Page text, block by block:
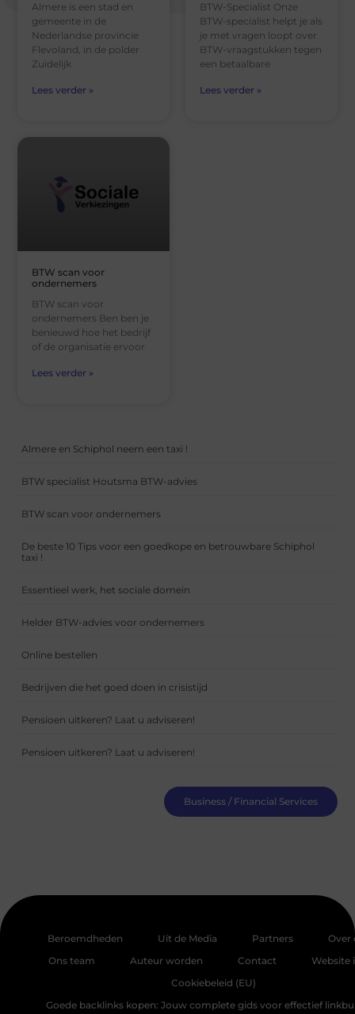
Almere is een stad en
gemeente in de
Nederlandse provincie
Flevoland, in de polder
Zuidelijk
Lees verder »
BTW-Specialist Onze
BTW-specialist helpt je als
je met vragen loopt over
BTW-vraagstukken tegen
een betaalbare
Lees verder »
BTW scan voor
ondernemers
BTW scan voor
ondernemers Ben ben je
benieuwd hoe het bedrijf
of de organisatie ervoor
Lees verder »
Almere en Schiphol neem een taxi !
BTW specialist Houtsma BTW-advies
BTW scan voor ondernemers
De beste 10 Tips voor een goedkope en betrouwbare Schiphol
taxi !
Essentieel werk, het sociale domein
Helder BTW-advies voor ondernemers
Online bestellen
Bedrijven die het goed doen in crisistijd
Pensioen uitkeren? Laat u adviseren!
Pensioen uitkeren? Laat u adviseren!
Business / Financial Services
Beroemdheden Uit de Media Partners
Over
Ons team
Auteur worden Contact
Website
Cookiebeleid (EU)
Goede backlinks kopen: Jouw complete gids voor effectief